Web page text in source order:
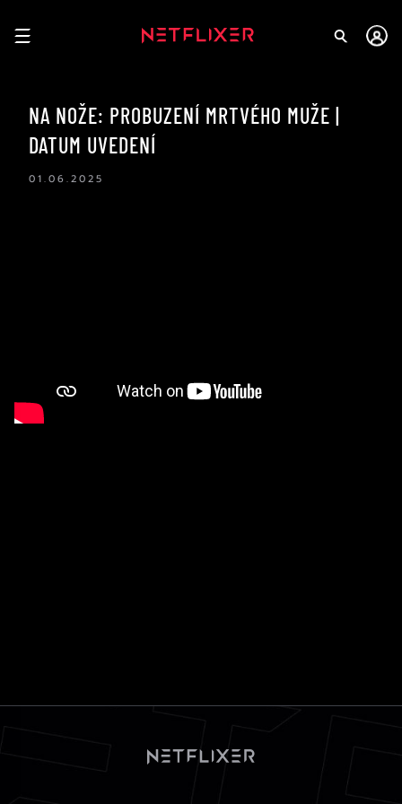
NA NOŽE: PROBUZENÍ MRTVÉHO MUŽE |
DATUM UVEDENÍ
01.06.2025